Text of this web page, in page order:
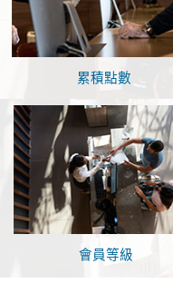
累積點數
會員等級